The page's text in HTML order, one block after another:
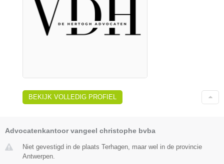
BEKIJK VOLLEDIG PROFIEL
Advocatenkantoor vangeel christophe bvba
Niet gevestigd in de plaats Terhagen, maar wel in de provincie
Antwerpen.